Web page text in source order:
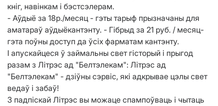
кніг, навінкам і бэстсэлерам.
- Аўдыё за 18р./месяц - гэты тарыф прызначаны для
аматараў аўдыёкантэнту. - Гібрыд за 21 руб. / месяц-
гэта поўны доступ да ўсіх фарматам кантэнту.
І апускайцеся ў займальны свет гісторый і прыгод
разам з Літрэс ад "Белтэлекам": Літрэс ад
"Белтэлекам" - дзіўны сэрвіс, які адкрывае цэлы свет
ведаў і забаў!
З падпіскай Літрэс вы можаце спампоўваць і чытаць